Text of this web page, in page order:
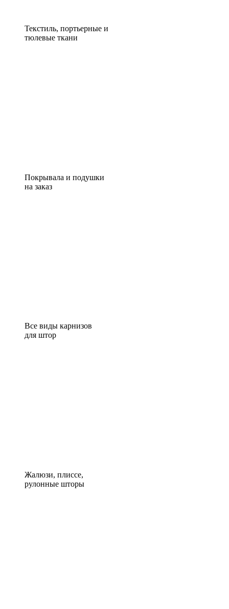
Текстиль, портьерные и
тюлевые ткани
Покрывала и подушки
на заказ
Все виды карнизов
для штор
Жалюзи, плиссе,
рулонные шторы